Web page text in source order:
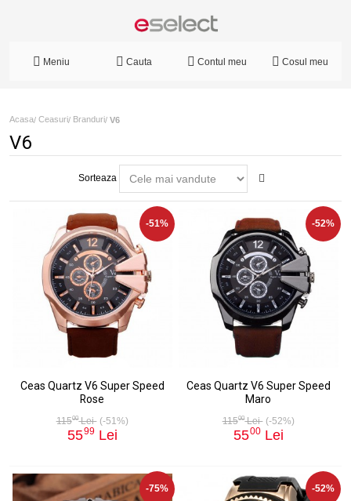
Meniu Cauta Contul meu Cosul meu
Acasa/ Ceasuri/ Branduri/ V6
V6
Sorteaza
-51%
Ceas Quartz V6 Super Speed
Rose
11500Lei (-51%)
5599 Lei
-52%
Ceas Quartz V6 Super Speed
Maro
11500Lei (-52%)
5500 Lei
-75% -52%